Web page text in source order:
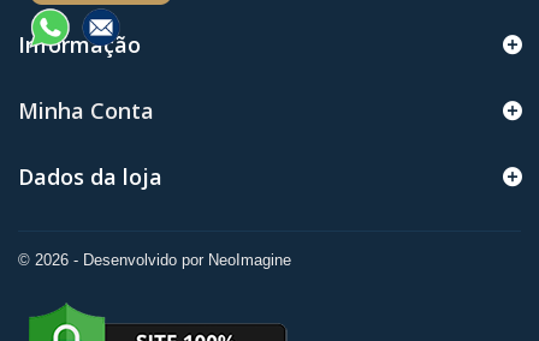
Informação
© 2026 - Desenvolvido por NeoImagine
Minha Conta
Dados da loja